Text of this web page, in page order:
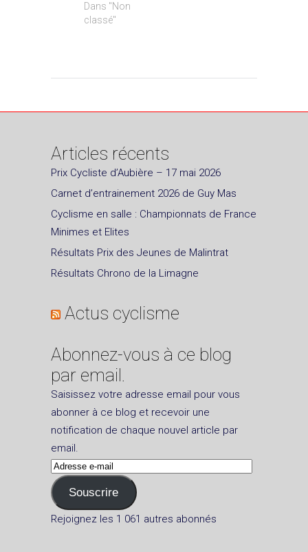
Dans "Non
classé"
Articles récents
Prix Cycliste d’Aubière – 17 mai 2026
Carnet d’entrainement 2026 de Guy Mas
Cyclisme en salle : Championnats de France
Minimes et Elites
Résultats Prix des Jeunes de Malintrat
Résultats Chrono de la Limagne
Actus cyclisme
Abonnez-vous à ce blog
par email.
Saisissez votre adresse email pour vous
abonner à ce blog et recevoir une
notification de chaque nouvel article par
email.
Adresse
e-
mail
Souscrire
Rejoignez les 1 061 autres abonnés